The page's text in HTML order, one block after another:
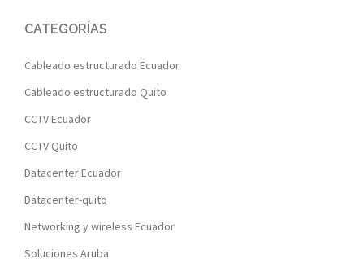
CATEGORÍAS
Cableado estructurado Ecuador
Cableado estructurado Quito
CCTV Ecuador
CCTV Quito
Datacenter Ecuador
Datacenter-quito
Networking y wireless Ecuador
Soluciones Aruba